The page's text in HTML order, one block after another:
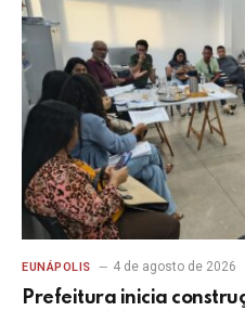
EUNÁPOLIS 4 de agosto de 2026
Prefeitura inicia